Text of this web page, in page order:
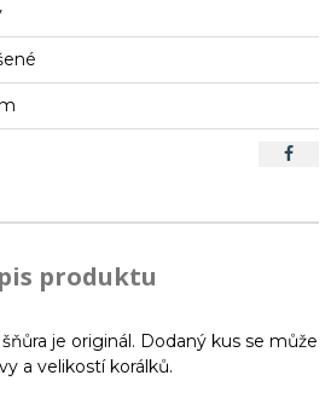
produktu
je originál. Dodaný kus se může
a velikostí korálků.